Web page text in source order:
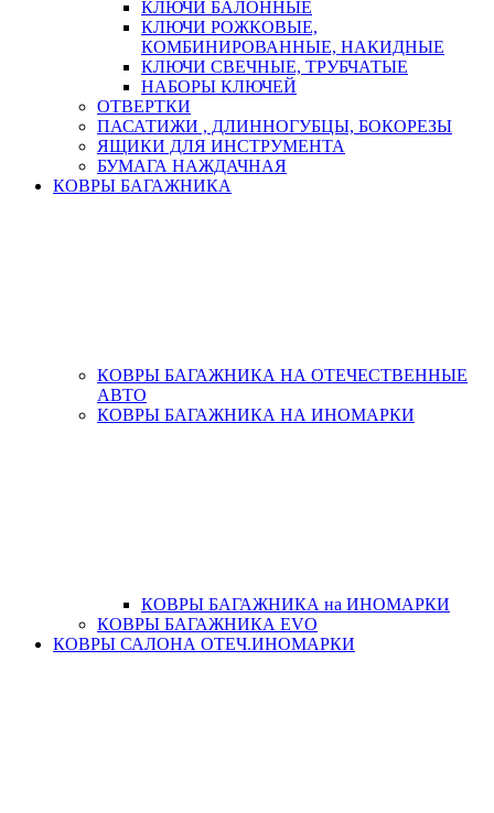
КЛЮЧИ БАЛОННЫЕ
КЛЮЧИ РОЖКОВЫЕ,
КОМБИНИРОВАННЫЕ, НАКИДНЫЕ
КЛЮЧИ СВЕЧНЫЕ, ТРУБЧАТЫЕ
НАБОРЫ КЛЮЧЕЙ
ОТВЕРТКИ
ПАСАТИЖИ , ДЛИННОГУБЦЫ, БОКОРЕЗЫ
ЯЩИКИ ДЛЯ ИНСТРУМЕНТА
БУМАГА НАЖДАЧНАЯ
КОВРЫ БАГАЖНИКА
КОВРЫ БАГАЖНИКА НА ОТЕЧЕСТВЕННЫЕ
АВТО
КОВРЫ БАГАЖНИКА НА ИНОМАРКИ
КОВРЫ БАГАЖНИКА на ИНОМАРКИ
КОВРЫ БАГАЖНИКА EVO
КОВРЫ САЛОНА ОТЕЧ.ИНОМАРКИ